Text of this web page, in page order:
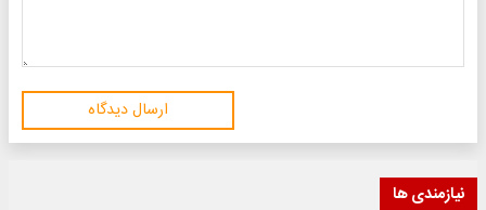
ارسال دیدگاه
نیازمندی ها